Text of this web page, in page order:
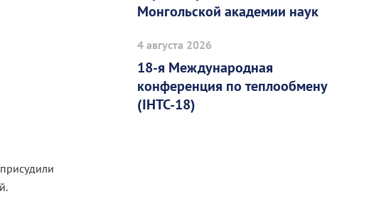
Монгольской академии наук
4 августа 2026
18-я Международная
конференция по теплообмену
(IHTC-18)